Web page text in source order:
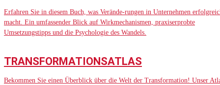
Erfahren Sie in diesem Buch, was Verände-rungen in Unternehmen
macht. Ein umfassender Blick auf Wirkmechanismen, praxiserprobte
Umsetzungstipps und die Psychologie des Wandels.
TRANSFORMATIONSATLAS
Bekommen Sie einen Überblick über die Welt der Transformation! Unser